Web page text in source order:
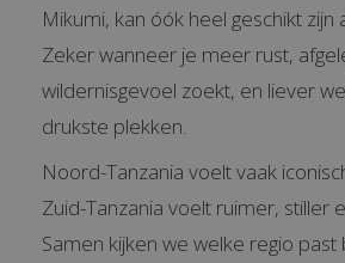
Mikumi, kan óók heel geschikt zijn
Zeker wanneer je meer rust,
wildernisgevoel zoekt, en liever
drukste plekken.
Noord-Tanzania voelt vaak
Zuid-Tanzania voelt ruimer, stiller
Samen kijken we welke regio past